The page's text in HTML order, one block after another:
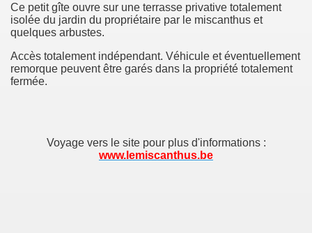
Ce petit gîte ouvre sur une terrasse privative totalement
isolée du jardin du propriétaire par le miscanthus et
quelques arbustes.
Accès totalement indépendant. Véhicule et éventuellement
remorque peuvent être garés dans la propriété totalement
fermée.
Voyage vers le site pour plus d'informations :
www.lemiscanthus.be